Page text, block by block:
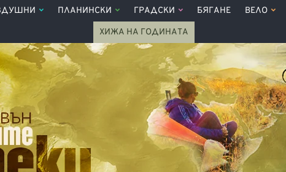
ПЛАНИНСКИ ГРАДСКИ БЯГАНЕ ВЕЛО
ХИЖА НА ГОДИНАТА